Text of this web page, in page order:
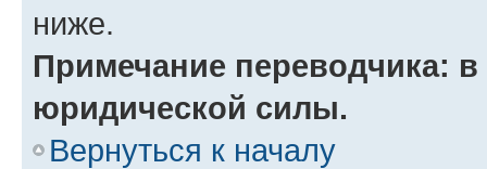
ниже.
Примечание переводчика:
юридической силы.
Вернуться к началу